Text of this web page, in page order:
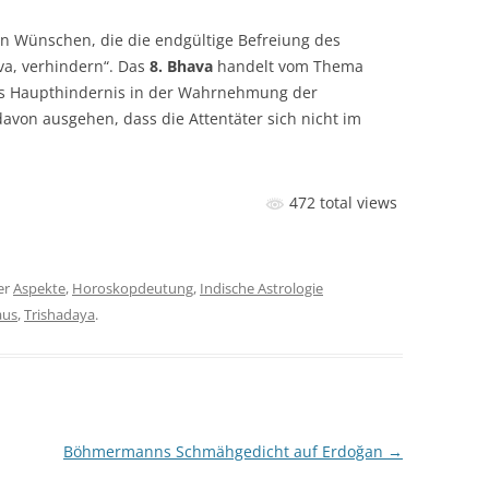
Wünschen, die die endgültige Befreiung des
verhindern“. Das 8. Bhava handelt vom Thema
Haupthindernis in der Wahrnehmung der
ausgehen, dass die Attentäter sich nicht im
472 total views
Aspekte, Horoskopdeutung, Indische Astrologie
,Trishadaya.
Böhmermanns Schmähgedicht auf Erdoğan →